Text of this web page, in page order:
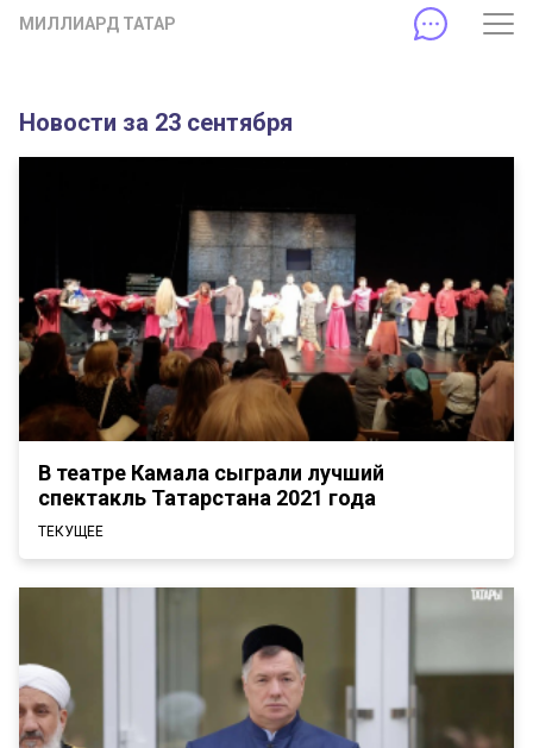
МИЛЛИАРД ТАТАР
Новости за 23 сентября
В театре Камала сыграли лучший
спектакль Татарстана 2021 года
ТЕКУЩЕЕ